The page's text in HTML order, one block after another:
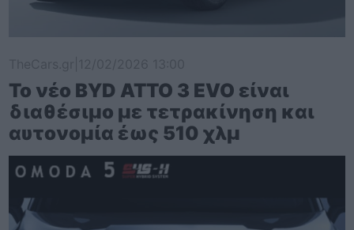
Το νέο BYD ATTO 3 EVO είναι
διαθέσιμο με τετρακίνηση και
αυτονομία έως 510 χλμ